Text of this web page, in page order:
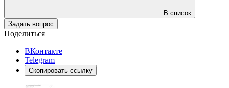
В список
Задать вопрос
Поделиться
ВКонтакте
Telegram
Скопировать ссылку